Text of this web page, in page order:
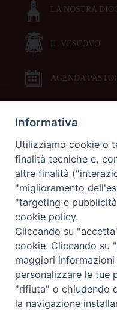
LA NOSTRA
IL VESCOVO
AGENDA
DOCUMENTI
ORARI MESSE
LITURGIA
GALLERIE
GALLERIE
Informativa
Utilizziamo cookie o
finalità tecniche e,
altre finalità
"miglioramento
"targeting e
cookie policy.
Cliccando su
cookie. Cliccando su
maggiori
personalizzare le tue
"rifiuta" o chiudendo
la navigazione